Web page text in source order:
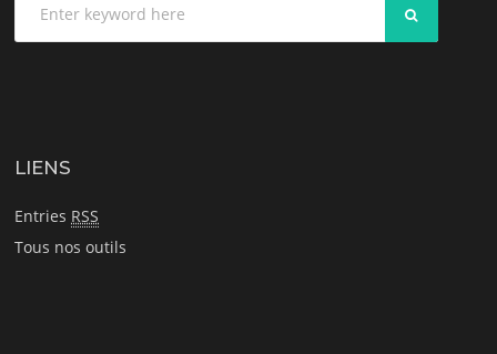
LIENS
Entries RSS
Tous nos outils